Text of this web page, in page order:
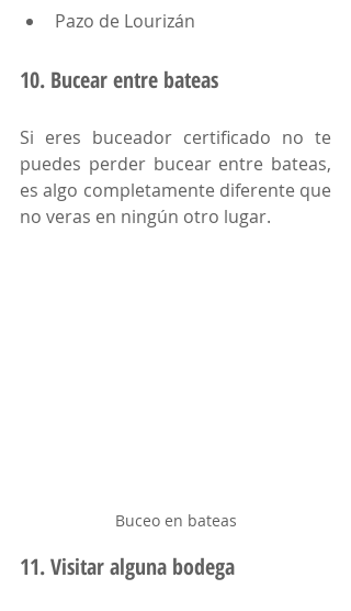
Pazo de Lourizán
10. Bucear entre bateas
Si eres buceador certificado no te
puedes perder bucear entre bateas,
es algo completamente diferente que
no veras en ningún otro lugar.
Buceo en bateas
11. Visitar alguna bodega